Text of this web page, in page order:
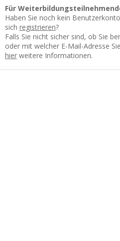
Für
Haben Sie noch kein
sich registrieren?
Falls Sie nicht sicher sind, ob Sie
oder mit welcher E-Mail-Adresse
hier weitere Informationen.